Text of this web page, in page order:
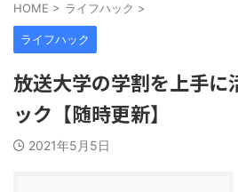
HOME > ライフハック >
ライフハック
放送大学の学割を上手に
ック【随時更新】
2021年5月5日